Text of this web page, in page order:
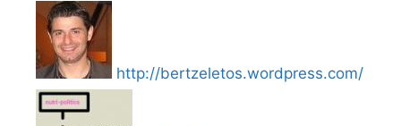
http://bertzeletos.wordpress.com/